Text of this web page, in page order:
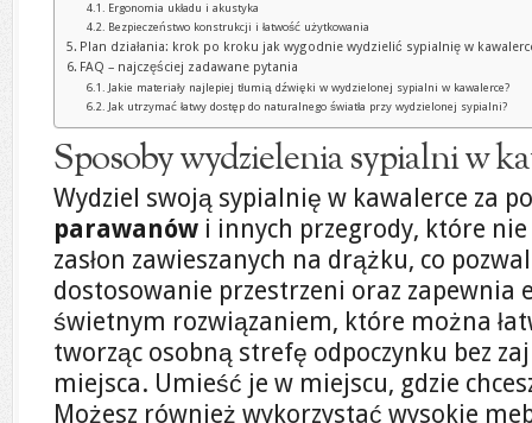
Ergonomia układu i akustyka
Bezpieczeństwo konstrukcji i łatwość użytkowania
Plan działania: krok po kroku jak wygodnie wydzielić sypialnię w
FAQ – najczęściej zadawane pytania
Jakie materiały najlepiej tłumią dźwięki w wydzielonej sypialni w kawalerce?
Jak utrzymać łatwy dostęp do naturalnego światła przy wydzielonej sypialni?
Sposoby wydzielenia sypialni w
Wydziel swoją sypialnię w kawalerce za
parawanów i innych przegrody, które
zasłon zawieszanych na drążku, co
dostosowanie przestrzeni oraz zapewnia
świetnym rozwiązaniem, które można
tworząc osobną strefę odpoczynku bez
miejsca. Umieść je w miejscu, gdzie
Możesz również wykorzystać wysokie